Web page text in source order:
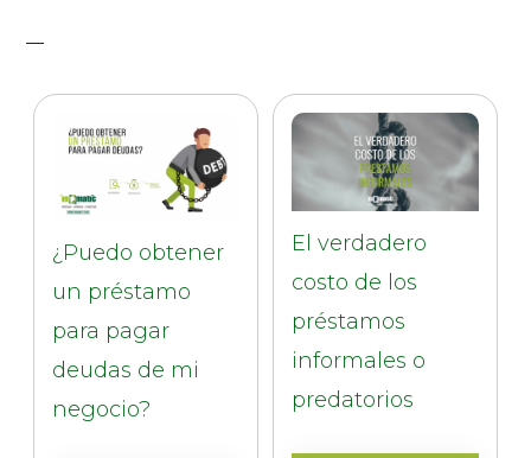
¿Puedo obtener
un préstamo
para pagar
deudas de mi
negocio?
El verdadero
costo de los
préstamos
informales o
predatorios